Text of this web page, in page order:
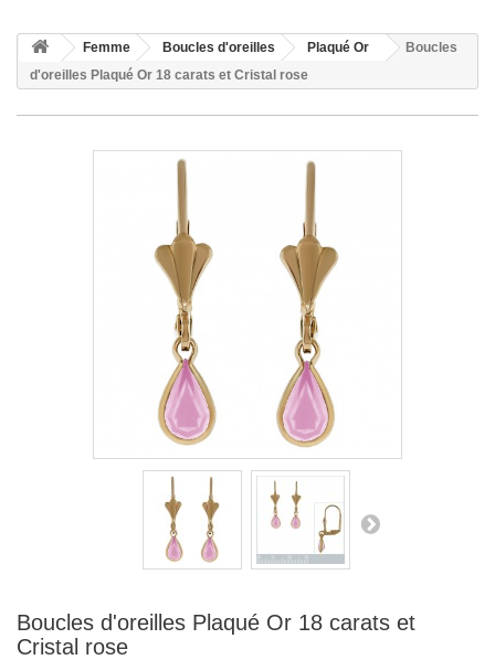
Femme Boucles d'oreilles Plaqué Or
Boucles
d'oreilles Plaqué Or 18 carats et Cristal rose
Boucles d'oreilles Plaqué Or 18 carats et
Cristal rose